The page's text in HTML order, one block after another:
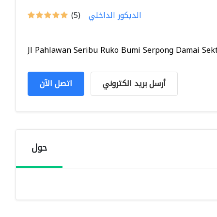
(5) الديكور الداخلي
Jl Pahlawan Seribu Ruko Bumi Serpong Damai
اتصل الآن أرسل بريد الكتروني
حول